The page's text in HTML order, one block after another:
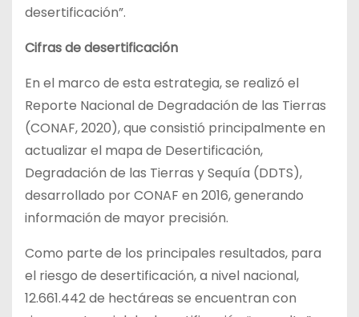
desertificación”.
Cifras de desertificación
En el marco de esta estrategia, se realizó el
Reporte Nacional de Degradación de las Tierras
(CONAF, 2020), que consistió principalmente en
actualizar el mapa de Desertificación,
Degradación de las Tierras y Sequía (DDTS),
desarrollado por CONAF en 2016, generando
información de mayor precisión.
Como parte de los principales resultados, para
el riesgo de desertificación, a nivel nacional,
12.661.442 de hectáreas se encuentran con